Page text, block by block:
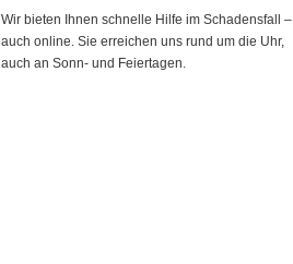
Wir bieten Ihnen schnelle Hilfe im Schadensfall –
auch online. Sie erreichen uns rund um die Uhr,
auch an Sonn- und Feiertagen.